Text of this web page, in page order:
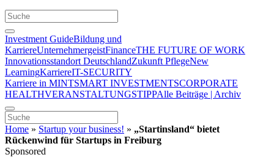
Investment GuideBildung und
KarriereUnternehmergeistFinanceTHE FUTURE OF WORK
Innovationsstandort DeutschlandZukunft PflegeNew
LearningKarriereIT-SECURITY
Karriere in MINTSMART INVESTMENTSCORPORATE
HEALTHVERANSTALTUNGSTIPPAlle Beiträge | Archiv
Home » Startup your business! » „Startinsland“ bietet
Rückenwind für Startups in Freiburg
Sponsored